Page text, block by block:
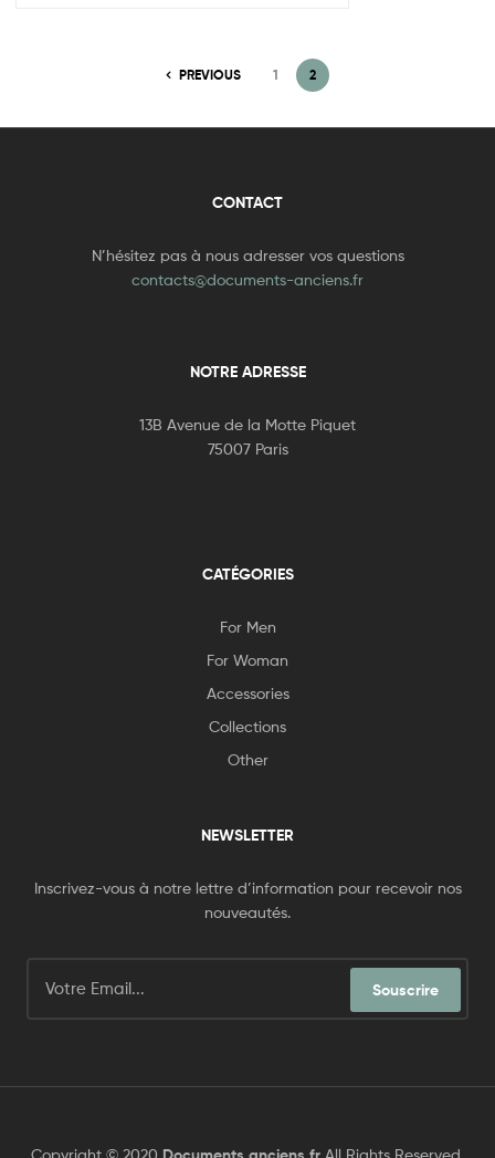
PREVIOUS 1 2
CONTACT
N’hésitez pas à nous adresser vos questions
contacts@documents-anciens.fr
NOTRE ADRESSE
13B Avenue de la Motte Piquet
75007 Paris
CATÉGORIES
For Men
For Woman
Accessories
Collections
Other
NEWSLETTER
Inscrivez-vous à notre lettre d’information pour recevoir nos
nouveautés.
Souscrire
Copyright © 2020 All Rights Reserved.